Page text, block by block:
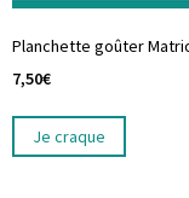
Planchette goûter
7,50€
Je craque